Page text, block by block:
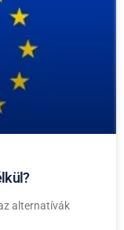
alternatívák